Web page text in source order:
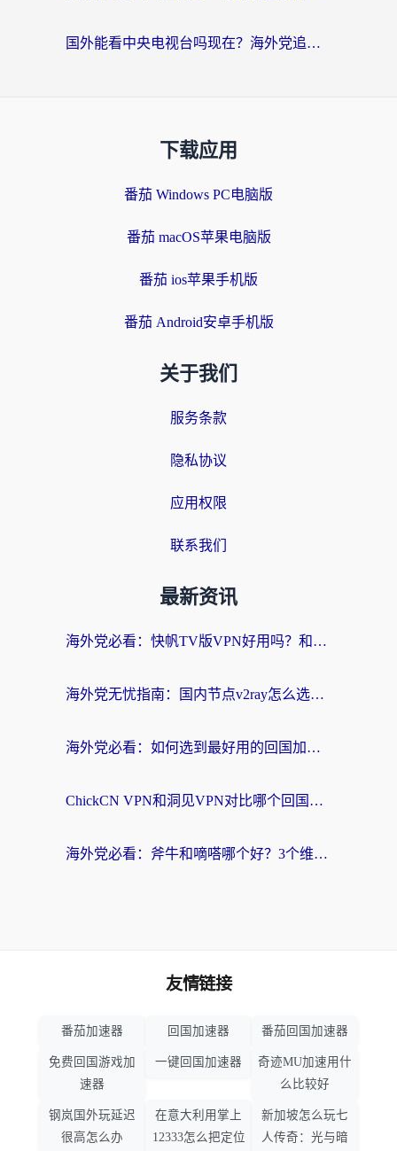
国外能看中央电视台吗现在？海外党追剧看央视的实用指南
下载应用
番茄 Windows PC电脑版
番茄 macOS苹果电脑版
番茄 ios苹果手机版
番茄 Android安卓手机版
关于我们
服务条款
隐私协议
应用权限
联系我们
最新资讯
海外党必看：快帆TV版VPN好用吗？和快游VPN对比哪个回国效果更好？附实用避坑指南
海外党无忧指南：国内节点v2ray怎么选？一键回国VPN+多场景实测帮你避坑
海外党必看：如何选到最好用的回国加速器？从节点到售后的全维度指南
ChickCN VPN和洞见VPN对比哪个回国效果更好？海外党亲测3款加速器+避坑指南
海外党必看：斧牛和嘀嗒哪个好？3个维度教你选对回国加速器
友情链接
番茄加速器 回国加速器 番茄回国加速器
免费回国游戏加
速器
一键回国加速器
奇迹MU加速用什
么比较好
钢岚国外玩延迟
很高怎么办
在意大利用掌上
12333怎么把定位
新加坡怎么玩七
人传奇：光与暗